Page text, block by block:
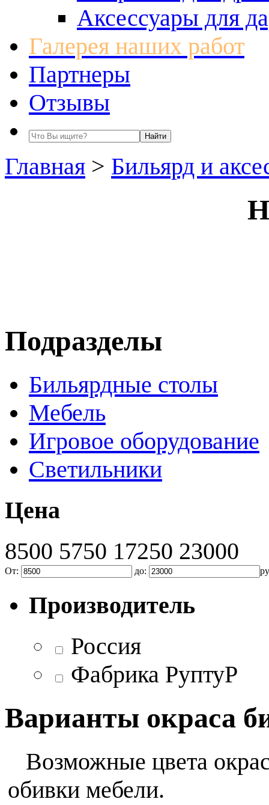
Аксессуары для
Галерея наших работ
Партнеры
Отзывы
Главная > Бильярд и
Подразделы
Бильярдные столы
Мебель
Игровое оборудование
Светильники
Цена
8500 5750 17250 23000
От: до:
Производитель
Россия
Фабрика РуптуР
Варианты окраса
Возможные цвета
обивки мебели.